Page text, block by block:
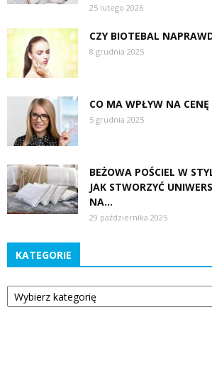
25 lutego 2026
CZY BIOTEBAL
8 grudnia 2025
CO MA WPŁYW NA
5 grudnia 2025
BEŻOWA POŚCIEL W
JAK STWORZYĆ
NA...
29 października 2025
KATEGORIE
Kategorie